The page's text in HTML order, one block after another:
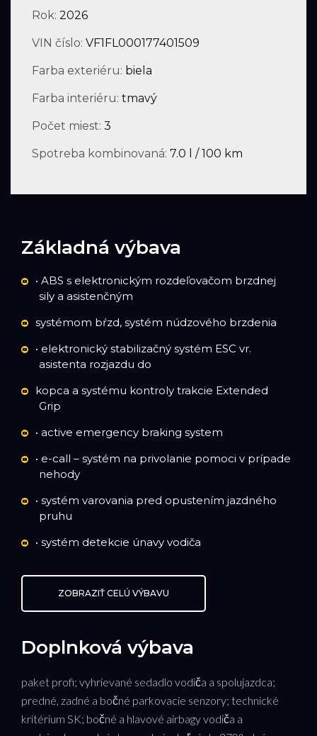
Rok: 2026
VIN číslo: VF1FL000177401509
Farba exteriéru: biela
Farba interiéru: tmavý
Počet miest: 3
Spotreba kombinovaná: 7.0 l / 100 km
Základná výbava
• ABS s elektronickým rozdeľovačom brzdnej
sily a asistenčným
systémom bŕzd, systém núdzového brzdenia
• elektronický stabilizačný systém ESC vr.
asistenta rozjazdu do
kopca a systému kontroly trakcie Extended
Grip
• active emergency braking system
• e-call – systém na privolanie pomoci v prípade
nehody
• systém varovania pred opustením jazdného
pruhu
• systém detekcie únavy vodiča
ZOBRAZIŤ CELÚ VÝBAVU
Doplnková výbava
paket profi; vyhrievané sedadlo vodiča a spolujazdca;
predné, zadné a bočné parkovacie senzory; technické
kritérium SK; bočné a hlavové airbagy vodiča a